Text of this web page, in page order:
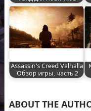
Assassin's Creed Valhalla.
Обзор игры, часть 2
ABOUT THE